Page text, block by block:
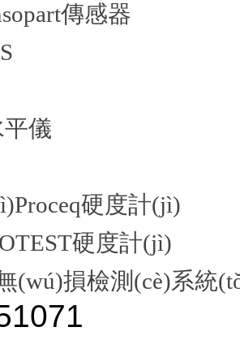
傳感器
儀
硬度計(jì)
硬度計(jì)
(wú)損檢測(cè)系統